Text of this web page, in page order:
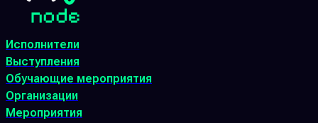
Исполнители
Выступления
Обучающие мероприятия
Организации
Мероприятия